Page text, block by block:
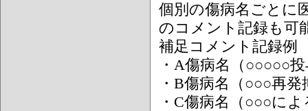
個別の傷病名ごとに
のコメント記録も可
補足コメント記録例
・A傷病名（○○○○○
・B傷病名（○○○再
・C傷病名（○○○に